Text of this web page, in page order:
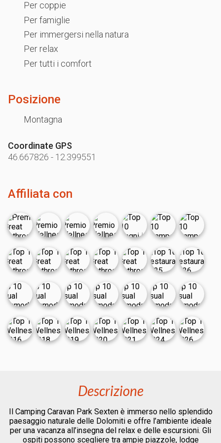
Per coppie
Per famiglie
Per immergersi nella natura
Per relax
Per tutti i comfort
Posizione
Montagna
Coordinate GPS
46.667826 - 12.399551
Affiliata con
Descrizione
Il Camping Caravan Park Sexten è immerso nello splendido
paesaggio naturale delle Dolomiti e offre l’ambiente ideale
per una vacanza all’insegna del relax e delle escursioni. Gli
ospiti possono scegliere tra ampie piazzole, lodge